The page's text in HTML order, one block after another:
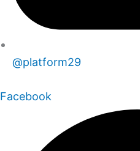
@platform29
Facebook